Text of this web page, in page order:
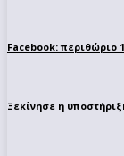
Facebook: περιθώριο
Ξεκίνησε η